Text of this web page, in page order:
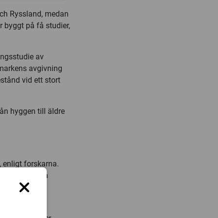
Ryssland, medan
byggt på få studier,
av
avgivning
vid ett stort
hyggen till äldre
enligt forskarna.
från att vara
genom